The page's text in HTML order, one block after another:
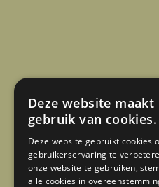
Deze website maakt
gebruik van cookies.
Deze website gebruikt cookies
gebruikerservaring te
onze website te gebruiken,
alle cookies in